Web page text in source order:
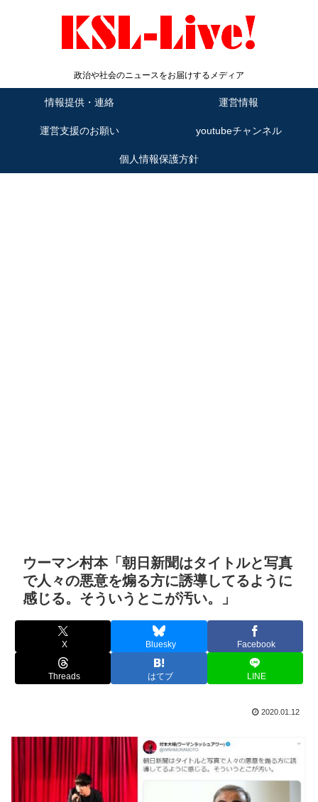
政治や社会のニュースをお届けするメディア
情報提供・連絡 運営情報
運営支援のお願い youtubeチャンネル
個人情報保護方針
ウーマン村本「朝日新聞はタイトルと写真
で人々の悪意を煽る方に誘導してるように
感じる。そういうとこが汚い。」
X Bluesky Facebook
Threads はてブ LINE
2020.01.12